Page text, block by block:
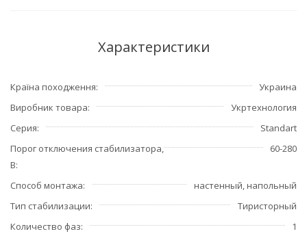
Характеристики
Країна походження
Украина
Виробник товара
Укртехнология
Серия
Standart
Порог отключения стабилизатора,
В
60-280
Способ монтажа
настенный, напольный
Тип стабилизации
Тиристорный
Количество фаз
1